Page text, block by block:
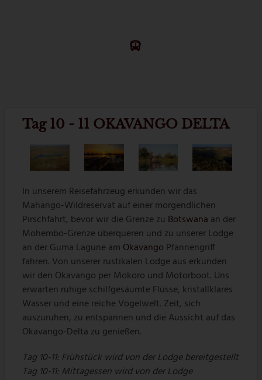
Tag 10 - 11 OKAVANGO DELTA
In unserem Reisefahrzeug erkunden wir das
Mahango-Wildreservat auf einer morgendlichen
Pirschfahrt, bevor wir die Grenze zu Botswana an der
Mohembo-Grenze überqueren und zu unserer Lodge
an der Guma Lagune am Okavango Pfannengriff
fahren. Von unserer rustikalen Lodge aus erkunden
wir den Okavango per Mokoro und Motorboot. Uns
erwarten ruhige schilfgesäumte Flüsse, kristallklares
Wasser und eine reiche Vogelwelt. Zeit, sich
auszuruhen, zu entspannen und die Aussicht auf das
Okavango-Delta zu genießen.
Tag 10-11:Frühstück wird von der Lodge bereitgestellt
Tag 10-11:Mittagessen wird von der Lodge